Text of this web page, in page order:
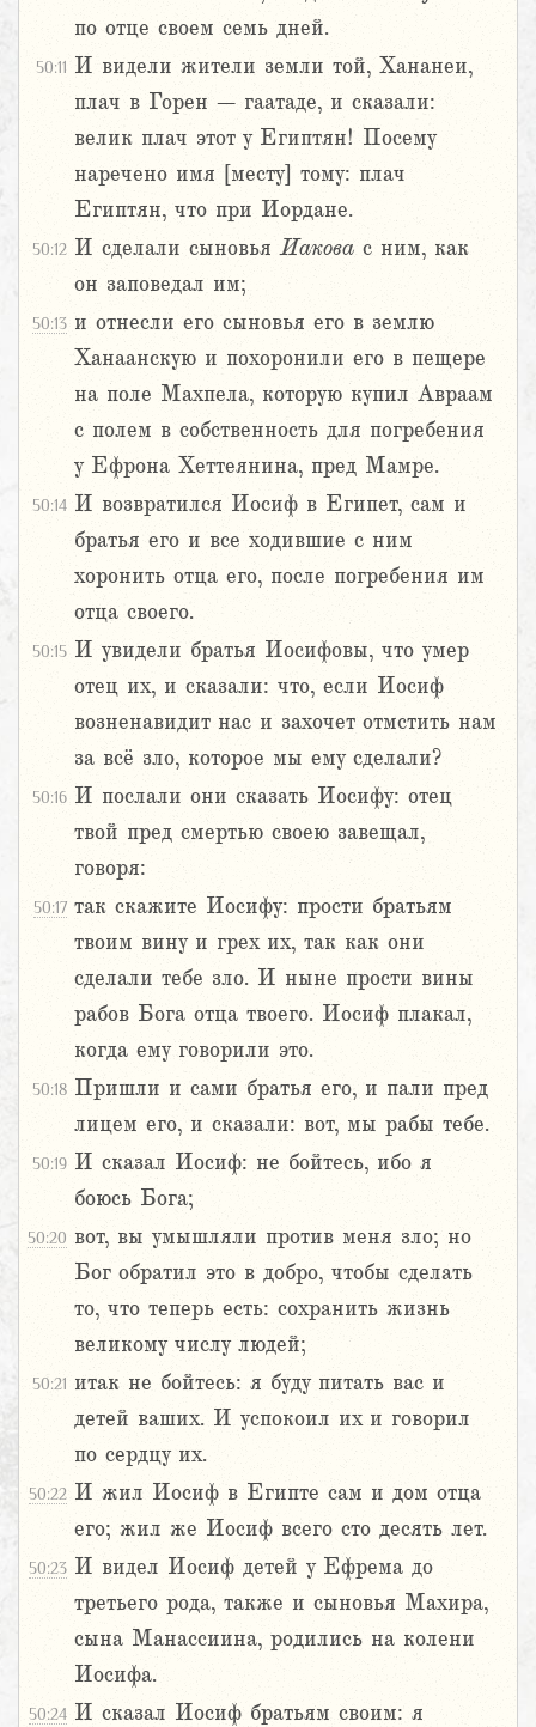
по отце своем семь дней.
50:11 И видели жители земли той, Хананеи,
плач в Горен – гаатаде, и сказали:
велик плач этот у Египтян! Посему
наречено имя [месту] тому: плач
Египтян, что при Иордане.
50:12 И сделали сыновьяИакова с ним, как
он заповедал им;
50:13 и отнесли его сыновья его в землю
Ханаанскую и похоронили его в пещере
на поле Махпела, которую купил Авраам
с полем в собственность для погребения
у Ефрона Хеттеянина, пред Мамре.
50:14 И возвратился Иосиф в Египет, сам и
братья его и все ходившие с ним
хоронить отца его, после погребения им
отца своего.
50:15 И увидели братья Иосифовы, что умер
отец их, и сказали: что, если Иосиф
возненавидит нас и захочет отмстить нам
за всё зло, которое мы ему сделали?
50:16 И послали они сказать Иосифу: отец
твой пред смертью своею завещал,
говоря:
50:17 так скажите Иосифу: прости братьям
твоим вину и грех их, так как они
сделали тебе зло. И ныне прости вины
рабов Бога отца твоего. Иосиф плакал,
когда ему говорили это.
50:18 Пришли и сами братья его, и пали пред
лицем его, и сказали: вот, мы рабы тебе.
50:19 И сказал Иосиф: не бойтесь, ибо я
боюсь Бога;
50:20 вот, вы умышляли против меня зло; но
Бог обратил это в добро, чтобы сделать
то, что теперь есть: сохранить жизнь
великому числу людей;
50:21 итак не бойтесь: я буду питать вас и
детей ваших. И успокоил их и говорил
по сердцу их.
50:22 И жил Иосиф в Египте сам и дом отца
его; жил же Иосиф всего сто десять лет.
50:23 И видел Иосиф детей у Ефрема до
третьего рода, также и сыновья Махира,
сына Манассиина, родились на колени
Иосифа.
50:24 И сказал Иосиф братьям своим: я